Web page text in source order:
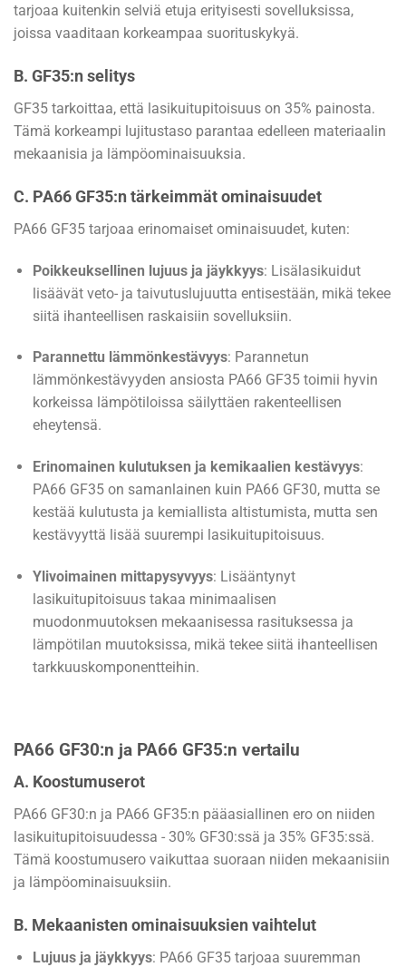
tarjoaa kuitenkin selviä etuja erityisesti sovelluksissa,
joissa vaaditaan korkeampaa suorituskykyä.
B. GF35:n selitys
GF35 tarkoittaa, että lasikuitupitoisuus on 35% painosta.
Tämä korkeampi lujitustaso parantaa edelleen materiaalin
mekaanisia ja lämpöominaisuuksia.
C. PA66 GF35:n tärkeimmät ominaisuudet
PA66 GF35 tarjoaa erinomaiset ominaisuudet, kuten:
Poikkeuksellinen lujuus ja jäykkyys: Lisälasikuidut
lisäävät veto- ja taivutuslujuutta entisestään, mikä tekee
siitä ihanteellisen raskaisiin sovelluksiin.
Parannettu lämmönkestävyys: Parannetun
lämmönkestävyyden ansiosta PA66 GF35 toimii hyvin
korkeissa lämpötiloissa säilyttäen rakenteellisen
eheytensä.
Erinomainen kulutuksen ja kemikaalien kestävyys:
PA66 GF35 on samanlainen kuin PA66 GF30, mutta se
kestää kulutusta ja kemiallista altistumista, mutta sen
kestävyyttä lisää suurempi lasikuitupitoisuus.
Ylivoimainen mittapysyvyys: Lisääntynyt
lasikuitupitoisuus takaa minimaalisen
muodonmuutoksen mekaanisessa rasituksessa ja
lämpötilan muutoksissa, mikä tekee siitä ihanteellisen
tarkkuuskomponentteihin.
PA66 GF30:n ja PA66 GF35:n vertailu
A. Koostumuserot
PA66 GF30:n ja PA66 GF35:n pääasiallinen ero on niiden
lasikuitupitoisuudessa - 30% GF30:ssä ja 35% GF35:ssä.
Tämä koostumusero vaikuttaa suoraan niiden mekaanisiin
ja lämpöominaisuuksiin.
B. Mekaanisten ominaisuuksien vaihtelut
Lujuus ja jäykkyys: PA66 GF35 tarjoaa suuremman